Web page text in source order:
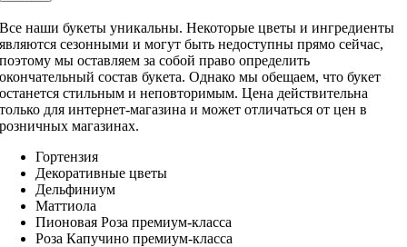
Все наши букеты уникальны. Некоторые цветы и ингредиенты
являются сезонными и могут быть недоступны прямо сейчас,
поэтому мы оставляем за собой право определить
окончательный состав букета. Однако мы обещаем, что букет
останется стильным и неповторимым. Цена действительна
только для интернет-магазина и может отличаться от цен в
розничных магазинах.
Гортензия
Декоративные цветы
Дельфиниум
Маттиола
Пионовая Роза премиум-класса
Роза Капучино премиум-класса